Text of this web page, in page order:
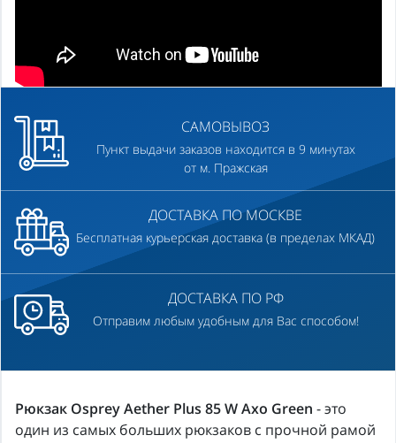
САМОВЫВОЗ
Пункт выдачи заказов находится в 9 минутах
от м. Пражская
ДОСТАВКА ПО МОСКВЕ
Бесплатная курьерская доставка (в пределах МКАД)
ДОСТАВКА ПО РФ
Отправим любым удобным для Вас способом!
Рюкзак Osprey Aether Plus 85 W Axo Green - это
один из самых больших рюкзаков с прочной рамой